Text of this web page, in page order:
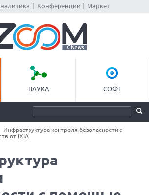
Конференции Маркет
НАУКА СОФТ
Инфраструктура контроля безопасности с
от IXIA